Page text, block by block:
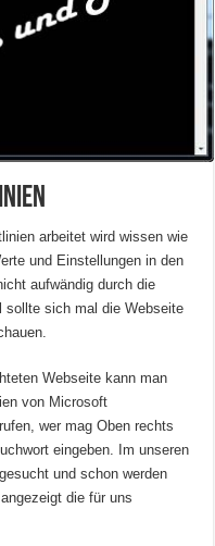
arbeitet wird wissen wie
und Einstellungen in den
aufwändig durch die
sollte sich mal die Webseite
Webseite kann man
von Microsoft
wer mag Oben rechts
eingeben. Im unseren
und schon werden
die für uns